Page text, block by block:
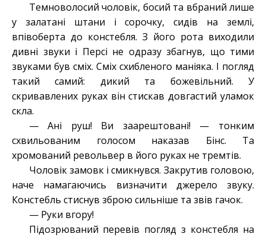
Темноволосий чоловік, босий та вбраний лише
у залатані штани і сорочку,
сидів на землі,
впівоберта до констебля. З його рота виходили
дивні звуки і Персі не одразу збагнув, що тими
звуками був сміх. Сміх схибленого маніяка. І погляд
такий самий: дикий та божевільний. У
скривавлених руках він стискав довгастий уламок
скла.
— Ані руш! Ви заарештовані! — тонким
схвильованим голосом наказав Бінс. Та
хромований револьвер в його руках не тремтів.
Чоловік замовк і смикнувся. Закрутив головою,
наче намагаючись визначити джерело звуку.
Констебль стиснув зброю сильніше та звів гачок.
— Руки вгору!
Підозрюваний перевів погляд з констебля на